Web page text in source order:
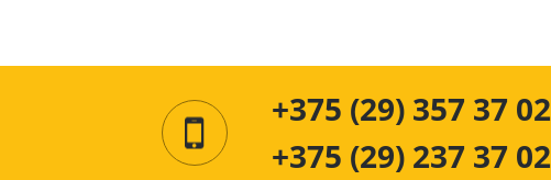
+375 (29) 357 37 02
+375 (29) 237 37 02